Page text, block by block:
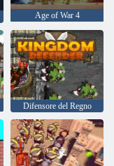
Age of War 4
Difensore del Regno